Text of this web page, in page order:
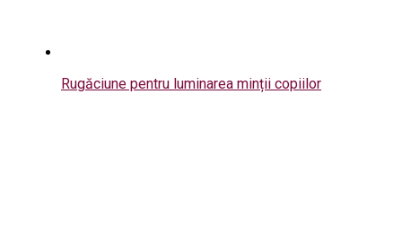
Rugăciune pentru luminarea minții copiilor